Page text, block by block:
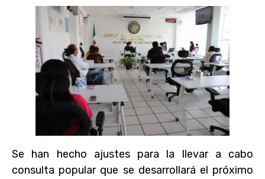
Se han hecho ajustes para la llevar a cabo
consulta popular que se desarrollará el próximo